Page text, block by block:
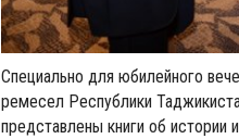
Специально для юбилейного
ремесел Республики
представлены книги об истории